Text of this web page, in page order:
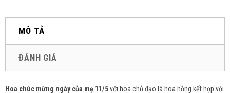
MÔ TẢ
ĐÁNH GIÁ
Hoa chúc mừng ngày của mẹ 11/5với hoa chủ đạo là hoa hồng kết hợp với